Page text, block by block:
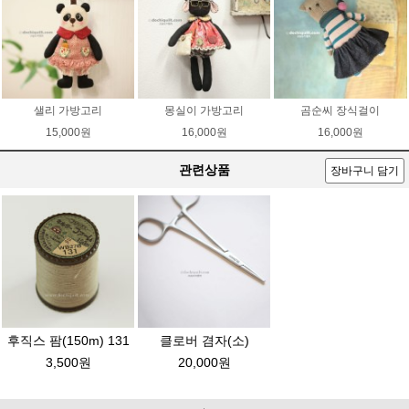
샐리 가방고리
15,000원
몽실이 가방고리
16,000원
곰순씨 장식걸이
16,000원
관련상품 장바구니 담기
후직스 팜(150m) 131
3,500원
클로버 겸자(소)
20,000원